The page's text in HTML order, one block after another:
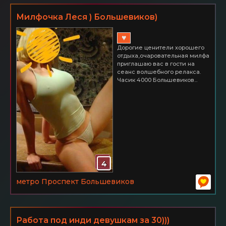
Милфочка Леся ) Большевиков)
4
♥
Дорогие ценители хорошего
отдыха,очаровательная милфа
приглашаю вас в гости на
сеанс волшебного релакса.
Часик 4000 Большевиков...
метро Проспект Большевиков
Работа под инди девушкам за 30)))